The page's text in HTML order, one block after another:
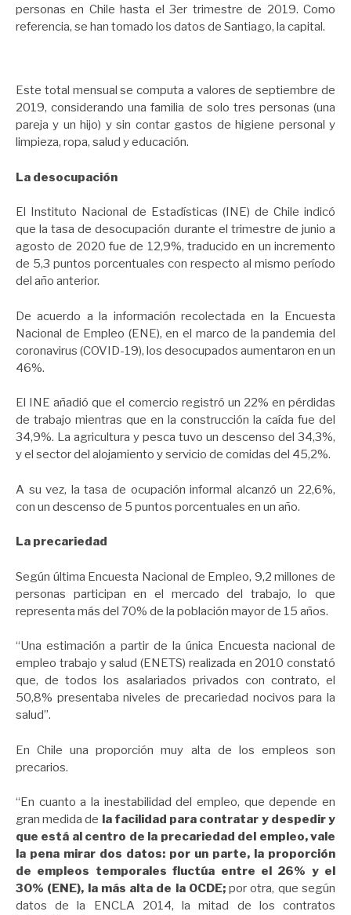
personas en Chile hasta el 3er trimestre de 2019. Como
referencia, se han tomado los datos de Santiago, la capital.
Este total mensual se computa a valores de septiembre de
2019, considerando una familia de solo tres personas (una
pareja y un hijo) y sin contar gastos de higiene personal y
limpieza, ropa, salud y educación.
La desocupación
El Instituto Nacional de Estadísticas (INE) de Chile indicó
que la tasa de desocupación durante el trimestre de junio a
agosto de 2020 fue de 12,9%, traducido en un incremento
de 5,3 puntos porcentuales con respecto al mismo período
del año anterior.
De acuerdo a la información recolectada en la Encuesta
Nacional de Empleo (ENE), en el marco de la pandemia del
coronavirus (COVID-19), los desocupados aumentaron en un
46%.
El INE añadió que el comercio registró un 22% en pérdidas
de trabajo mientras que en la construcción la caída fue del
34,9%. La agricultura y pesca tuvo un descenso del 34,3%,
y el sector del alojamiento y servicio de comidas del 45,2%.
A su vez, la tasa de ocupación informal alcanzó un 22,6%,
con un descenso de 5 puntos porcentuales en un año.
La precariedad
Según última Encuesta Nacional de Empleo, 9,2 millones de
personas participan en el mercado del trabajo, lo que
representa más del 70% de la población mayor de 15 años.
“Una estimación a partir de la única Encuesta nacional de
empleo trabajo y salud (ENETS) realizada en 2010 constató
que, de todos los asalariados privados con contrato, el
50,8% presentaba niveles de precariedad nocivos para la
salud”.
En Chile una proporción muy alta de los empleos son
precarios.
“En cuanto a la inestabilidad del empleo, que depende en
gran medida de la facilidad para contratar y despedir y
que está al centro de la precariedad del empleo, vale
la pena mirar dos datos: por un parte, la proporción
de empleos temporales fluctúa entre el 26% y el
30% (ENE), la más alta de la OCDE;por otra, que según
datos de la ENCLA 2014, la mitad de los contratos